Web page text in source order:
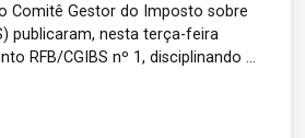
Comitê Gestor do Imposto sobre
publicaram, nesta terça-feira
RFB/CGIBS nº 1, disciplinando as
relativas ao IBS e à Contribuição
(CBS) que vigorarão em 2026, ano